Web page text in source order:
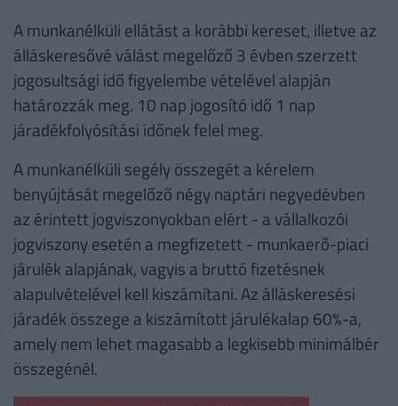
A munkanélküli ellátást a korábbi kereset, illetve az
álláskeresővé válást megelőző 3 évben szerzett
jogosultsági idő figyelembe vételével alapján
határozzák meg. 10 nap jogosító idő 1 nap
járadékfolyósítási időnek felel meg.
A munkanélküli segély összegét a kérelem
benyújtását megelőző négy naptári negyedévben
az érintett jogviszonyokban elért - a vállalkozói
jogviszony esetén a megfizetett - munkaerő-piaci
járulék alapjának, vagyis a bruttó fizetésnek
alapulvételével kell kiszámítani. Az álláskeresési
járadék összege a kiszámított járulékalap 60%-a,
amely nem lehet magasabb a legkisebb minimálbér
összegénél.